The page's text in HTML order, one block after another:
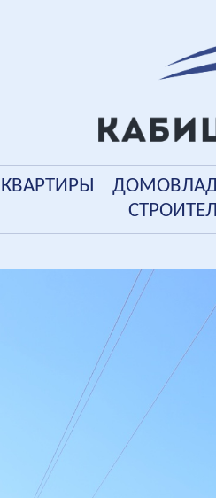
КВАРТИРЫ